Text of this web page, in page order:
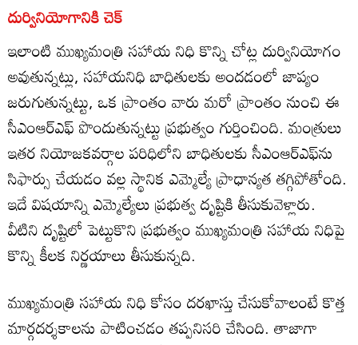
దుర్వినియోగానికి చెక్‌
ఇలాంటి ముఖ్యమంత్రి సహాయ నిధి కొన్ని చోట్ల దుర్వినియోగం
అవుతున్నట్లు, సహాయనిధి బాధితులకు అందడంలో జాప్యం
జరుగుతున్నట్టు, ఒక ప్రాంతం వారు మరో ప్రాంతం నుంచి ఈ
సీఎంఆర్‌ఎఫ్‌ పొందుతున్నట్టు ప్రభుత్వం గుర్తించింది. మంత్రులు
ఇతర నియోజకవర్గాల పరిధిలోని బాధితులకు సీఎంఆర్‌ఎఫ్‏ను
సిఫార్సు చేయడం వల్ల స్థానిక ఎమ్మెల్యే ప్రాధాన్యత తగ్గిపోతోంది.
ఇదే విషయాన్ని ఎమ్మెల్యేలు ప్రభుత్వ దృష్టికి తీసుకువెళ్లారు.
వీటిని దృష్టిలో పెట్టుకొని ప్రభుత్వం ముఖ్యమంత్రి సహాయ నిధిపై
కొన్ని కీలక నిర్ణయాలు తీసుకున్నది.
ముఖ్యమంత్రి సహాయ నిధి కోసం దరఖాస్తు చేసుకోవాలంటే కొత్త
మార్గదర్శకాలను పాటించడం తప్పనిసరి చేసింది. తాజాగా